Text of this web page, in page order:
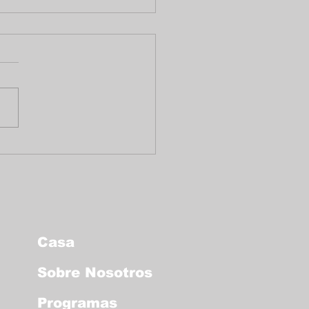
Casa
Sobre Nosotros
Programas